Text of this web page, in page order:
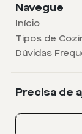
Navegue
Início
Tipos de
Dúvidas
Precisa de